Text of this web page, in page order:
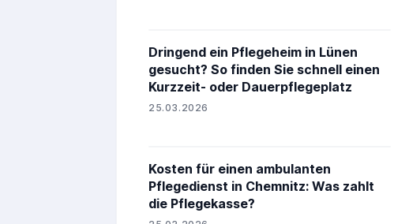
Dringend ein Pflegeheim in Lünen
gesucht? So finden Sie schnell einen
Kurzzeit- oder Dauerpflegeplatz
25.03.2026
Kosten für einen ambulanten
Pflegedienst in Chemnitz: Was zahlt
die Pflegekasse?